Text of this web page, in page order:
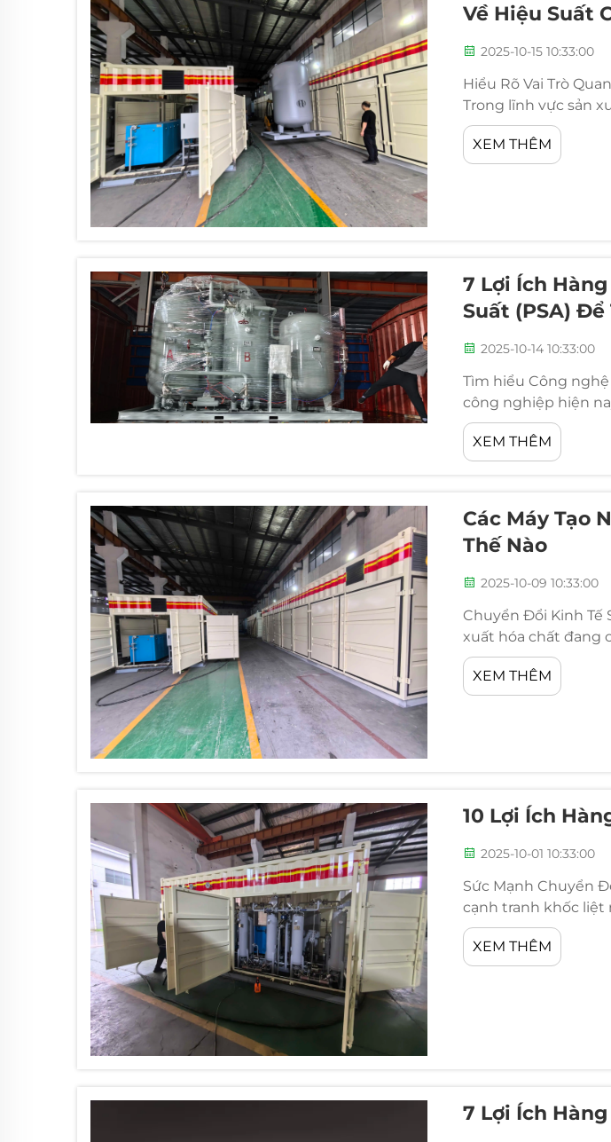
Về Hiệu Suất
2025-10-15 10:33:00
Hiểu Rõ Vai Trò
Trong lĩnh vực sản
mức tiêu thụ điện
nhiều yếu tố khác
XEM THÊM
7 Lợi Ích
Suất (PSA)
2025-10-14 10:33:00
Tìm hiểu Công nghệ
công nghiệp hiện
không ngừng gia
suất (PSA) đã...
XEM THÊM
Các Máy Tạo
Thế Nào
2025-10-09 10:33:00
Chuyển Đổi Kinh Tế
xuất hóa chất đang
thời duy trì các tiêu
XEM THÊM
10 Lợi Ích
2025-10-01 10:33:00
Sức Mạnh Chuyển
cạnh tranh khốc liệt
ưu hóa quy trình,
tố đã...
XEM THÊM
7 Lợi Ích